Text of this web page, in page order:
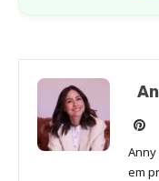
Anny
em